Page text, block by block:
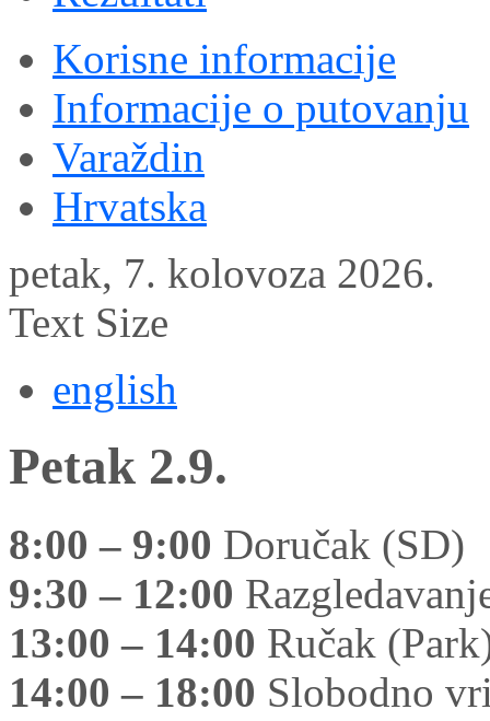
Korisne informacije
Informacije o putovanju
Varaždin
Hrvatska
petak, 7. kolovoza 2026.
Text Size
english
Petak 2.9.
8:00 – 9:00 Doručak (SD)
9:30 – 12:00
13:00 – 14:00 Ručak
14:00 – 18:00 Slobodno